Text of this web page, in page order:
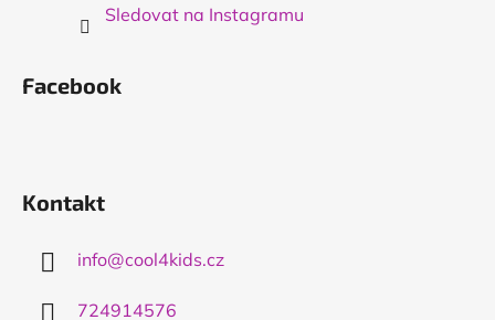
Sledovat na Instagramu
Facebook
Kontakt
info@cool4kids.cz
724914576